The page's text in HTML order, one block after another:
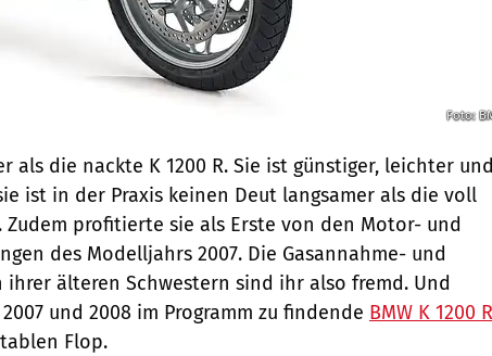
Foto:
als die nackte K 1200 R. Sie ist günstiger, leichter
ist in der Praxis keinen Deut langsamer als die voll
Zudem profitierte sie als Erste von den Motor- und
des Modelljahrs 2007. Die Gasannahme- und
ihrer älteren Schwestern sind ihr also fremd. Und
und 2008 im Programm zu findende BMW K 1200 R
Flop.